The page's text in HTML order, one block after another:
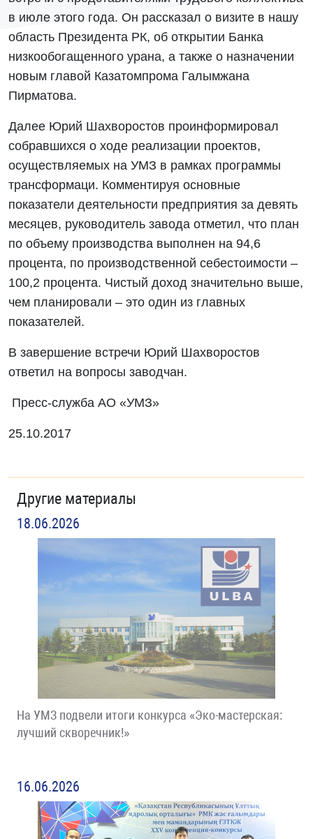
в июле этого года. Он рассказал о визите в нашу
область Президента РК, об открытии Банка
низкообогащенного урана, а также о назначении
новым главой Казатомпрома Галымжана
Пирматова.
Далее Юрий Шахворостов проинформировал
собравшихся о ходе реализации проектов,
осуществляемых на УМЗ в рамках программы
трансформаци. Комментируя основные
показатели деятельности предприятия за девять
месяцев, руководитель завода отметил, что план
по объему производства выполнен на 94,6
процента, по производственной себестоимости –
100,2 процента. Чистый доход значительно выше,
чем планировали – это один из главных
показателей.
В завершение встречи Юрий Шахворостов
ответил на вопросы заводчан.
Пресс-служба АО «УМЗ»
25.10.2017
Другие материалы
18.06.2026
На УМЗ подвели итоги конкурса «Эко-мастерская:
лучший скворечник!»
16.06.2026